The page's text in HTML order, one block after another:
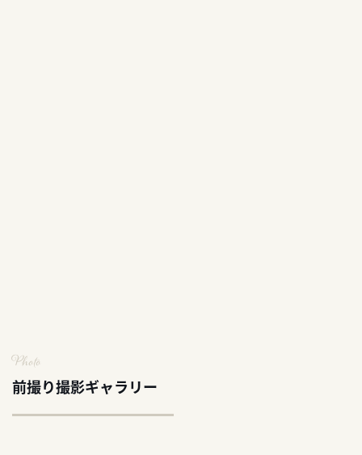
Photo
前撮り撮影ギャラリー